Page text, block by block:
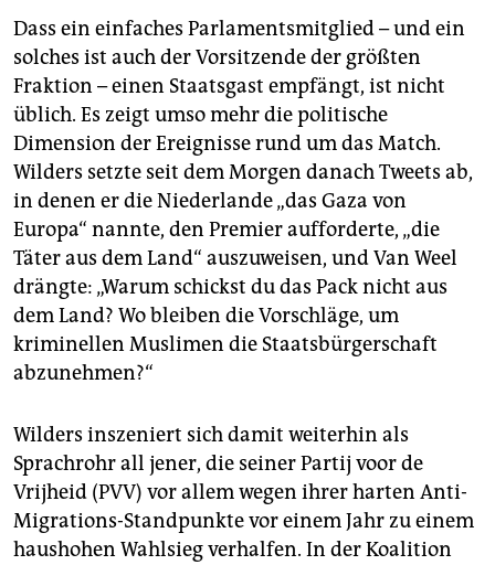
Dass ein einfaches Parlamentsmitglied – und ein
solches ist auch der Vorsitzende der größten
Fraktion – einen Staatsgast empfängt, ist nicht
üblich. Es zeigt umso mehr die politische
Dimension der Ereignisse rund um das Match.
Wilders setzte seit dem Morgen danach Tweets ab,
in denen er die Niederlande „das Gaza von
Europa“ nannte, den Premier aufforderte, „die
Täter aus dem Land“ auszuweisen, und Van Weel
drängte: „Warum schickst du das Pack nicht aus
dem Land? Wo bleiben die Vorschläge, um
kriminellen Muslimen die Staatsbürgerschaft
abzunehmen?“
Wilders inszeniert sich damit weiterhin als
Sprachrohr all jener, die seiner Partij voor de
Vrijheid (PVV) vor allem wegen ihrer harten Anti-
Migrations-Standpunkte vor einem Jahr zu einem
haushohen Wahlsieg verhalfen. In der Koalition